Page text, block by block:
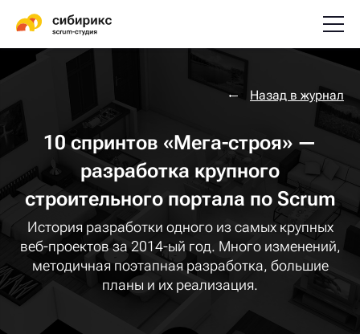
Назад в журнал
10 спринтов «Мега-строя» —
разработка крупного
строительного портала по Scrum
История разработки одного из самых крупных
веб-проектов за 2014-ый год. Много изменений,
методичная поэтапная разработка, большие
планы и их реализация.